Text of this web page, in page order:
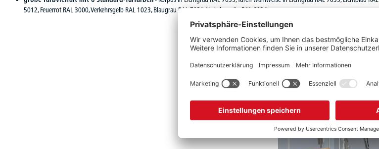
5012, Feuerrot RAL 3000, Verkehrsgelb RAL 1023, Blaugrau RAL 7031, Verkehrsgrün RAL 6024
Schon gesehen?